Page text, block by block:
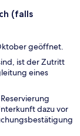
(falls
geöffnet.
ist der Zutritt
eines
dazu vor